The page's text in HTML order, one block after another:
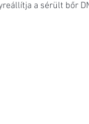
a sérült bőr